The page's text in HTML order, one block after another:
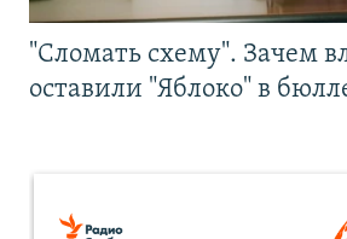
"Сломать схему". Зачем
оставили "Яблоко" в